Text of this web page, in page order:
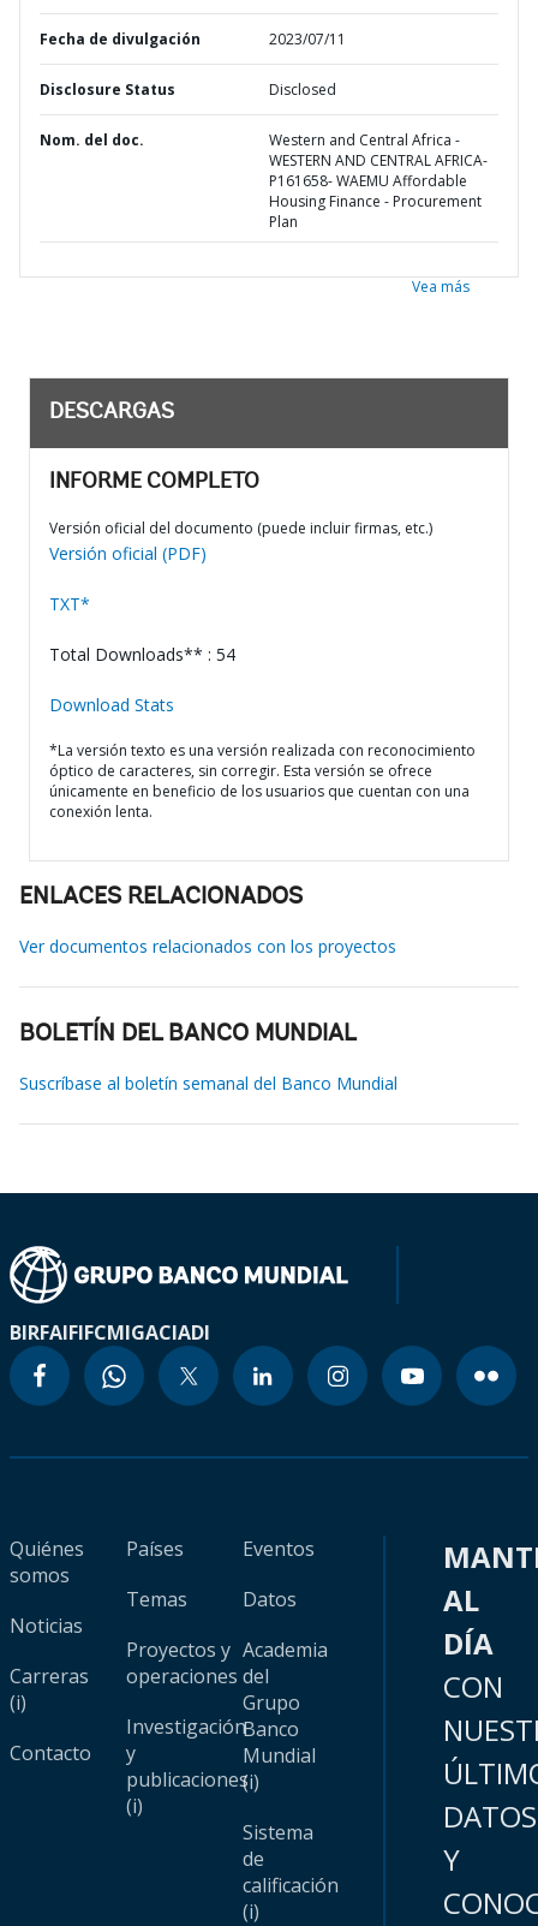
Fecha de divulgación 2023/07/11
Disclosure Status Disclosed
Nom. del doc.
Western and Central Africa -
WESTERN AND CENTRAL AFRICA-
P161658- WAEMU Affordable
Housing Finance - Procurement
Plan
Vea más
DESCARGAS
INFORME COMPLETO
Versión oficial del documento (puede incluir firmas, etc.)
Versión oficial (PDF)
TXT*
Total Downloads** : 54
Download Stats
*La versión texto es una versión realizada con reconocimiento
óptico de caracteres, sin corregir. Esta versión se ofrece
únicamente en beneficio de los usuarios que cuentan con una
conexión lenta.
ENLACES RELACIONADOS
Ver documentos relacionados con los proyectos
BOLETÍN DEL BANCO MUNDIAL
Suscríbase al boletín semanal del Banco Mundial
BIRFAIFIFCMIGACIADI
Quiénes
somos
Noticias
Carreras
(i)
Contacto
Países
Temas
Proyectos y
operaciones
Investigación
y
publicaciones
(i)
Eventos
Datos
Academia
del
Grupo
Banco
Mundial
(i)
Sistema
de
calificación
(i)
AL
DÍA
CON
DATOS
Y